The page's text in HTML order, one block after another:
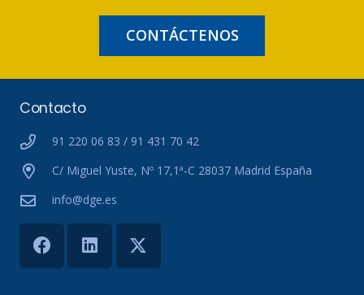
CONTÁCTENOS
Contacto
91 220 06 83 / 91 431 70 42
C/ Miguel Yuste, Nº 17,1ª-C 28037 Madrid España
info@dge.es